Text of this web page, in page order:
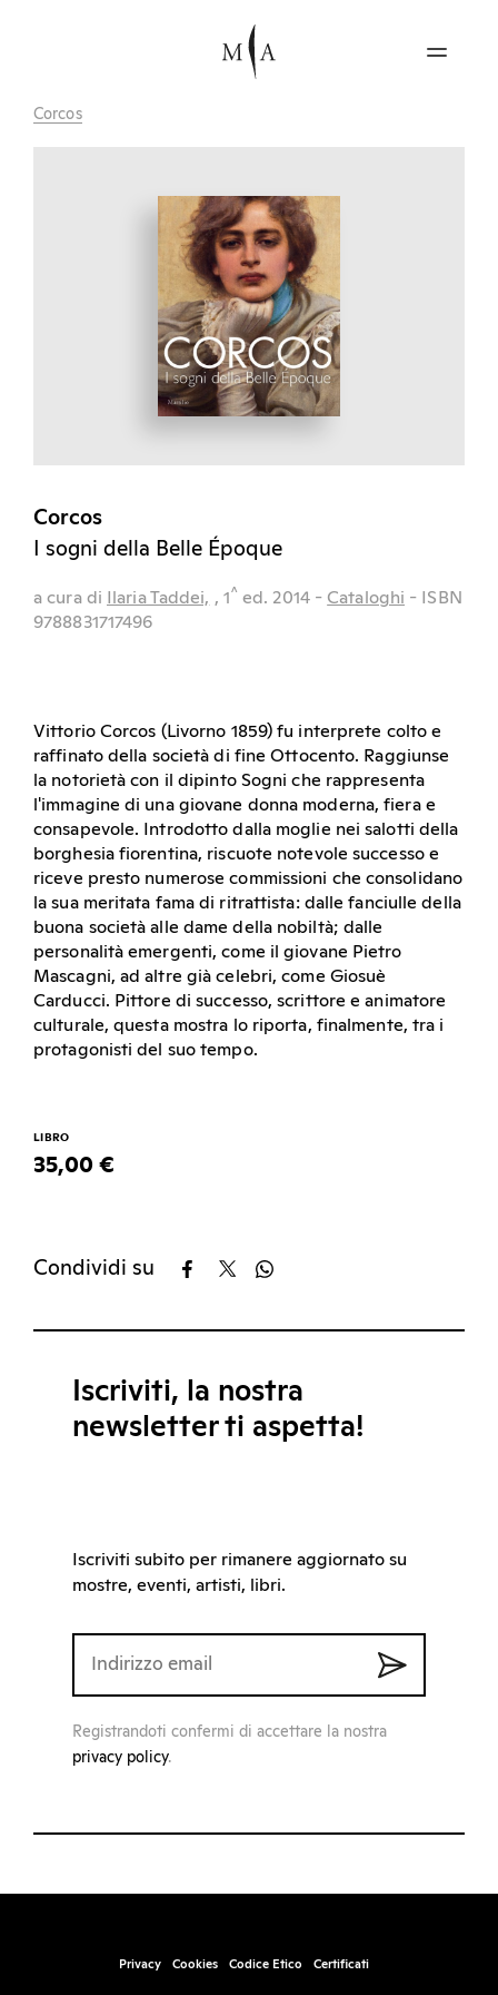
Corcos
Corcos
I sogni della Belle Époque
a cura di Ilaria Taddei, , 1^ ed. 2014 - Cataloghi - ISBN
9788831717496
Vittorio Corcos (Livorno 1859) fu interprete colto e
raffinato della società di fine Ottocento. Raggiunse
la notorietà con il dipinto Sogni che rappresenta
l'immagine di una giovane donna moderna, fiera e
consapevole. Introdotto dalla moglie nei salotti della
borghesia fiorentina, riscuote notevole successo e
riceve presto numerose commissioni che consolidano
la sua meritata fama di ritrattista: dalle fanciulle della
buona società alle dame della nobiltà; dalle
personalità emergenti, come il giovane Pietro
Mascagni, ad altre già celebri, come Giosuè
Carducci. Pittore di successo, scrittore e animatore
culturale, questa mostra lo riporta, finalmente, tra i
protagonisti del suo tempo.
LIBRO
35,00 €
Condividi su
Iscriviti, la nostra
newsletter ti aspetta!
Iscriviti subito per rimanere aggiornato su
mostre, eventi, artisti, libri.
Registrandoti confermi di accettare la nostra
privacy policy.
Privacy Cookies Codice Etico Certificati